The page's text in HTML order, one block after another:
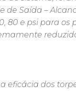
de Saída –
80 e psi para
eficácia dos